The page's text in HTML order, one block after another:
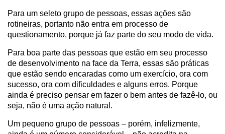
Para um seleto grupo de pessoas, essas ações são
rotineiras, portanto não entra em processo de
questionamento, porque já faz parte do seu modo de vida.
Para boa parte das pessoas que estão em seu processo
de desenvolvimento na face da Terra, essas são práticas
que estão sendo encaradas como um exercício, ora com
sucesso, ora com dificuldades e alguns erros. Porque
ainda é preciso pensar em fazer o bem antes de fazê-lo, ou
seja, não é uma ação natural.
Um pequeno grupo de pessoas – porém, infelizmente,